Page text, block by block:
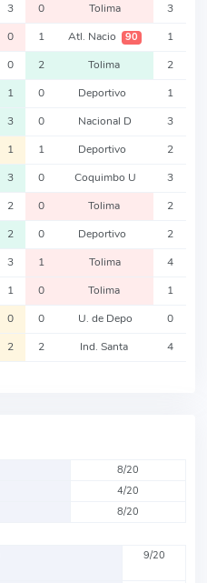
3 0 Tolima 3
0 1 Atl. Nacio 90 1
0 2 Tolima 2
1 0 Deportivo 1
3 0 Nacional D 3
1 1 Deportivo 2
3 0 Coquimbo U 3
2 0 Tolima 2
2 0 Deportivo 2
3 1 Tolima 4
1 0 Tolima 1
0 0 U. de Depo 0
2 2 Ind. Santa 4
8/20
4/20
8/20
9/20